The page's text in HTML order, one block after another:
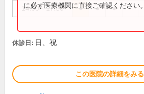
14:00～17:30 ● ● ●
に必ず医療機関に直接ご確認ください。
休診日: 日、祝
この医院の詳細をみる